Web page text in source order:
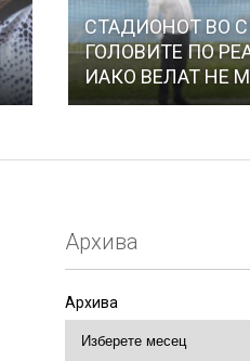
СТАДИОНОТ ВО
ГОЛОВИТЕ ПО
ИАКО ВЕЛАТ НЕ
Архива
Архива